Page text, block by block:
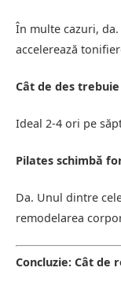
În multe cazuri,
accelerează
Cât de des
Ideal 2-4 ori pe
Pilates schimbă
Da. Unul dintre
remodelarea
Concluzie: Cât de